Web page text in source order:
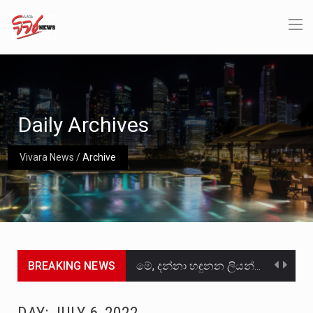
Vivara News /Archive
Daily Archives
BREAKING NEWS මේ, දන්නා හඳුනන ලියන්නකුගේ නන්නාඳුනන අඩවියක සැරිසරා ලද ආස්වාදනීය මොහොතක සිංහාවලෝකනයකි .කෙටි කවියක දිගු බර…